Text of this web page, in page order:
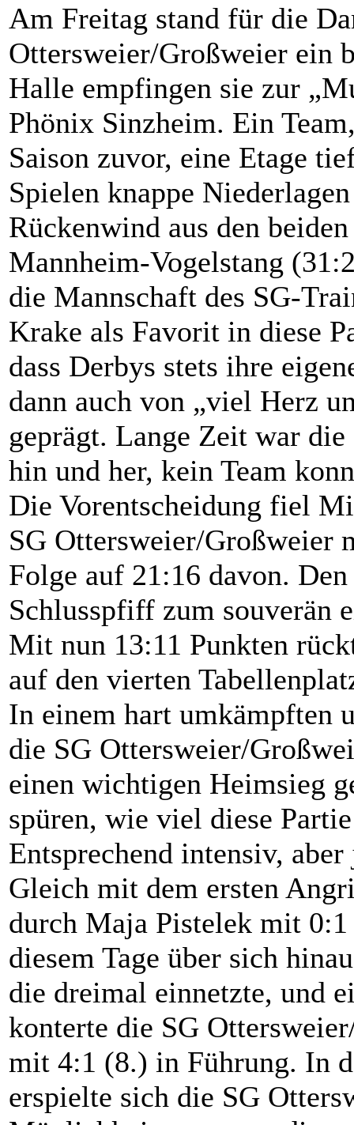
Am Freitag stand für die
Ottersweier/Großweier ein
Halle empfingen sie zur
Phönix Sinzheim. Ein
Saison zuvor, eine Etage
Spielen knappe
Rückenwind aus den
Mannheim-Vogelstang
die Mannschaft des SG-
Krake als Favorit in diese
dass Derbys stets ihre
dann auch von „viel Herz
geprägt. Lange Zeit war
hin und her, kein Team
Die Vorentscheidung fiel
SG Ottersweier/Großweier
Folge auf 21:16 davon.
Schlusspfiff zum souverän
Mit nun 13:11 Punkten
auf den vierten
In einem hart umkämpften
die SG Ottersweier/
einen wichtigen Heimsieg
spüren, wie viel diese
Entsprechend intensiv,
Gleich mit dem ersten
durch Maja Pistelek mit
diesem Tage über sich
die dreimal einnetzte, und
konterte die SG
mit 4:1 (8.) in Führung. In
erspielte sich die SG